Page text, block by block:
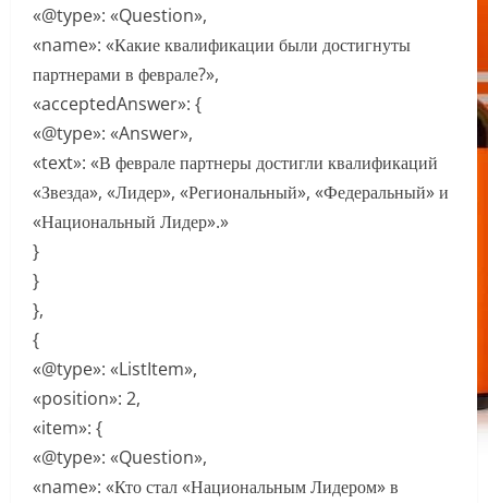
«@type»: «Question»,
«name»: «Какие квалификации были достигнуты
партнерами в феврале?»,
«acceptedAnswer»: {
«@type»: «Answer»,
«text»: «В феврале партнеры достигли квалификаций
«Звезда», «Лидер», «Региональный», «Федеральный» и
«Национальный Лидер».»
}
}
},
{
«@type»: «ListItem»,
«position»: 2,
«item»: {
«@type»: «Question»,
«name»: «Кто стал «Национальным Лидером» в